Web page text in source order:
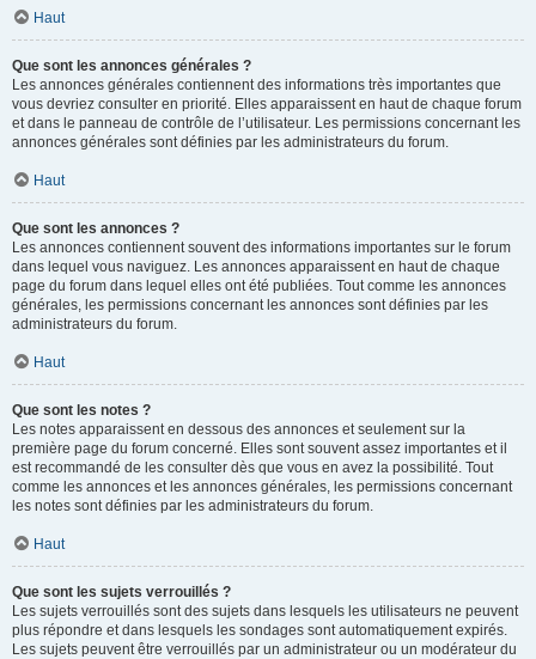
Haut
Que sont les annonces générales ?
Les annonces générales contiennent des informations très importantes que
vous devriez consulter en priorité. Elles apparaissent en haut de chaque forum
et dans le panneau de contrôle de l’utilisateur. Les permissions concernant les
annonces générales sont définies par les administrateurs du forum.
Haut
Que sont les annonces ?
Les annonces contiennent souvent des informations importantes sur le forum
dans lequel vous naviguez. Les annonces apparaissent en haut de chaque
page du forum dans lequel elles ont été publiées. Tout comme les annonces
générales, les permissions concernant les annonces sont définies par les
administrateurs du forum.
Haut
Que sont les notes ?
Les notes apparaissent en dessous des annonces et seulement sur la
première page du forum concerné. Elles sont souvent assez importantes et il
est recommandé de les consulter dès que vous en avez la possibilité. Tout
comme les annonces et les annonces générales, les permissions concernant
les notes sont définies par les administrateurs du forum.
Haut
Que sont les sujets verrouillés ?
Les sujets verrouillés sont des sujets dans lesquels les utilisateurs ne peuvent
plus répondre et dans lesquels les sondages sont automatiquement expirés.
Les sujets peuvent être verrouillés par un administrateur ou un modérateur du